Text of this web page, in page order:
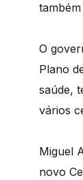
O
Plano
saúde,
vários
Miguel
novo